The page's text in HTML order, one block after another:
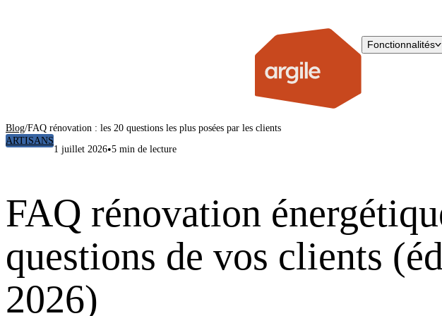
Fonctionnalités
Blog/FAQ rénovation : les 20 questions les plus posées par les clients
ARTISANS
1 juillet 2026•5 min de lecture
FAQ rénovation
questions de vos clients
2026)